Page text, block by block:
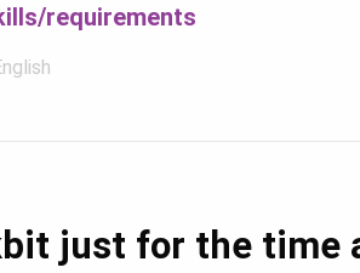
requirements
just for the time